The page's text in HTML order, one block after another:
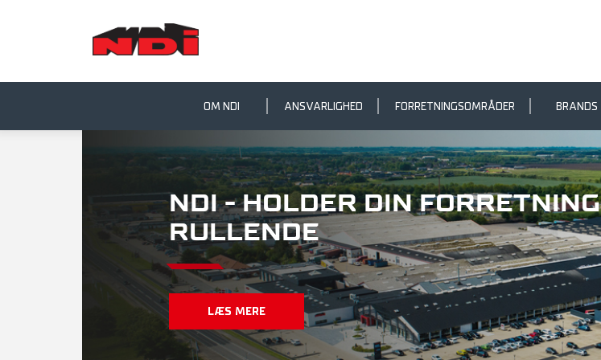
OM NDI ANSVARLIGHED FORRETNINGSOMRÅDER BRANDS
NDI - HOLDER DIN FORRETNING
RULLENDE
LÆS MERE